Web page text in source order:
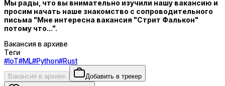
Мы рады, что вы внимательно изучили нашу вакансию и
просим начать наше знакомство с сопроводительного
письма "Мне интересна вакансия "Стрит Фалькон"
потому что...".
Вакансия в архиве
Теги
#IoT#ML#Python#Rust
Вакансия в архиве Добавить в трекер